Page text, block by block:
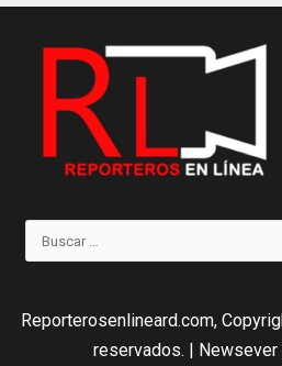
Reporterosenlineard.com,
reservados.
Newsever